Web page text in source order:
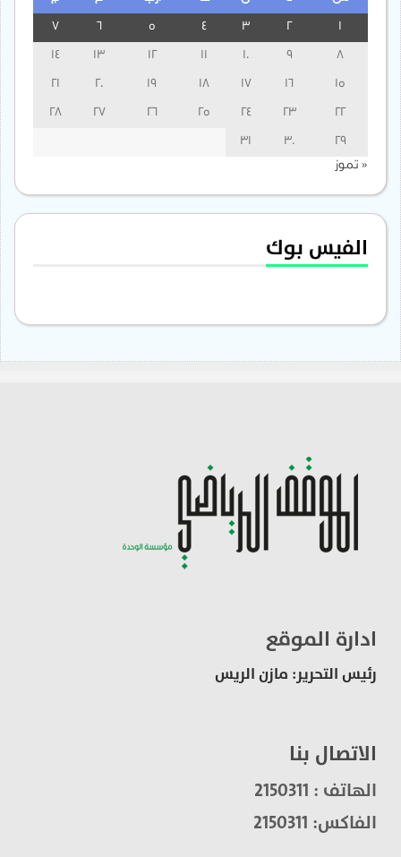
3
13
14
15
16
17
18
19
20
21
22
23
24
25
26
27
28
29
30
31
« تموز
الفيس بوك
ادارة الموقع
رئيس التحرير: مازن الريس
الاتصال بنا
الهاتف : 2150311
الفاكس: 2150311